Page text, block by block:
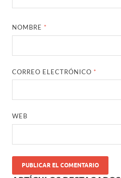
NOMBRE *
CORREO ELECTRÓNICO *
WEB